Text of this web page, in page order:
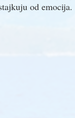
od emocija.